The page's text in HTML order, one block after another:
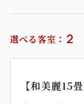
選べる客室： 2
【和美麗15畳